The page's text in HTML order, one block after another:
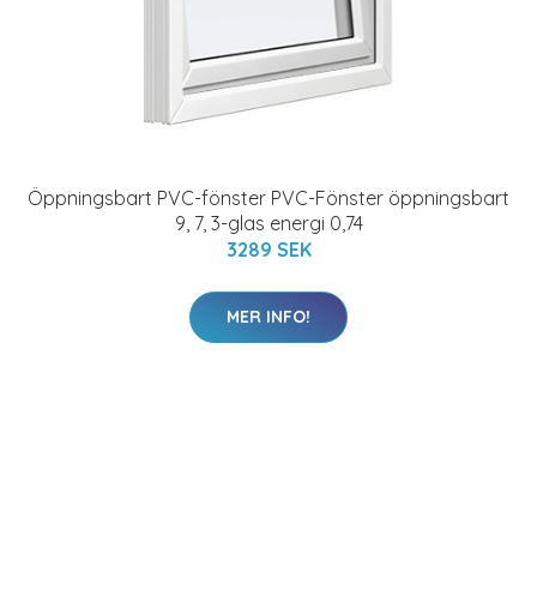
Öppningsbart PVC-fönster PVC-Fönster öppningsbart
9, 7, 3-glas energi 0,74
3289 SEK
MER INFO!